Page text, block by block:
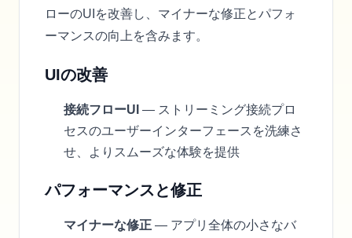
ローのUIを改善し、マイナーな修正とパフォ
ーマンスの向上を含みます。
UIの改善
接続フローUI — ストリーミング接続プロ
セスのユーザーインターフェースを洗練さ
せ、よりスムーズな体験を提供
パフォーマンスと修正
マイナーな修正 — アプリ全体の小さなバ